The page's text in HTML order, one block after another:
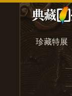
珍藏特展